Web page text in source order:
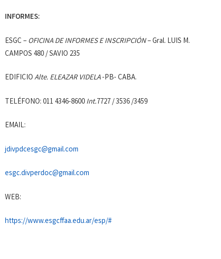
INFORMES:
ESGC –OFICINA DE INFORMES E INSCRIPCIÓN– Gral. LUIS M.
CAMPOS 480 / SAVIO 235
EDIFICIOAlte. ELEAZAR VIDELA-PB- CABA.
TELÉFONO: 011 4346-8600Int.7727 / 3536 /3459
EMAIL:
jdivpdcesgc@gmail.com
esgc.divperdoc@gmail.com
WEB:
https://www.esgcffaa.edu.ar/esp/#